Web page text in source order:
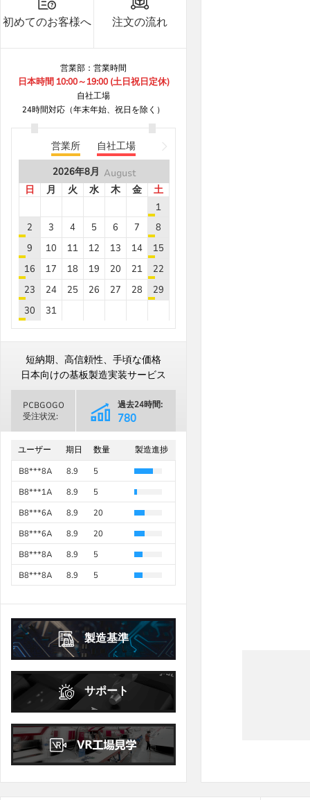
初めてのお客様へ 注文の流れ
営業部：営業時間
日本時間 10:00～19:00 (土日祝日定休)
自社工場
24時間対応（年末年始、祝日を除く）
営業所
自社工場
2026年8月 August
日
月 火 水 木 金
土
1
2
3 4 5 6 7
8
9
10 11 12 13 14
15
16
17 18 19 20 21
22
23
24 25 26 27 28
29
30
31
2026年9月
1
2 3 4
5
13
14 16 17 18
27
28 29 30
2026年 10月
October
日
月 火 水 金
2
4
5 6 7 9
11
12 13 14 16
25
26 27 28 29 30 31
2026年8月 August
日
月 火 水 木 金
土
1
9
10 12 13 14
23
24 25 26 27 28
29
30
31
2026年9月 September
日
月 火 水 金
1
2 4
6
7 8 9 11
13
14 15 16 17 18
19
20
21 22 23 24 25
26
27
28 29 30
2026年10月 October
日
火 木 金
土
1
4
5 6 7 8 9
10
11
12 13 14 15 16
17
18
19 20 21 22 23
24
短納期、高信頼性、手頃な価格
日本向けの基板製造実装サービス
PCBGOGO
受注状況:
過去24時間:
1979
過去30日間
48893
ユーザー 期日 数量 製造進捗
B8***8A
8.9
8.9
5
B8***1A
8.9
5
B8***6A
8.9
20
B8***6A
B8***8A
8.9
5
8.9
5
B8***2A
8.9
5
B8***1A
8.9
5
B8***1A
8.9
10
B8***5A
8.9
5
B8***5A
8.9
5
B6***3A
B8***8A
8.9
5
B8***8A
8.9
5
B8***4A
8.9
5
B8***8A
30
B8***8A
8.9
40
B8***2A
8.9 5
製造基準
サポート